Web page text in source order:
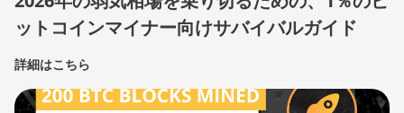
ットコインマイナー向けサバイバルガイド
詳細はこちら